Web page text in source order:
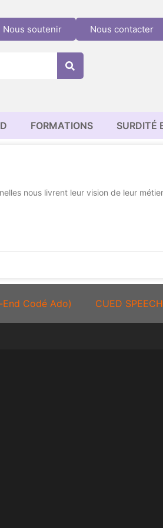
Nous soutenir Nous contacter
FORMATIONS SURDITÉ
nous livrent leur vision de leur
End Codé Ado) CUED